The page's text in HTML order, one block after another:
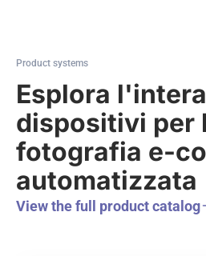
Product systems
Esplora
dispositivi per
fotografia e-
automatizzata
View the full product catalog